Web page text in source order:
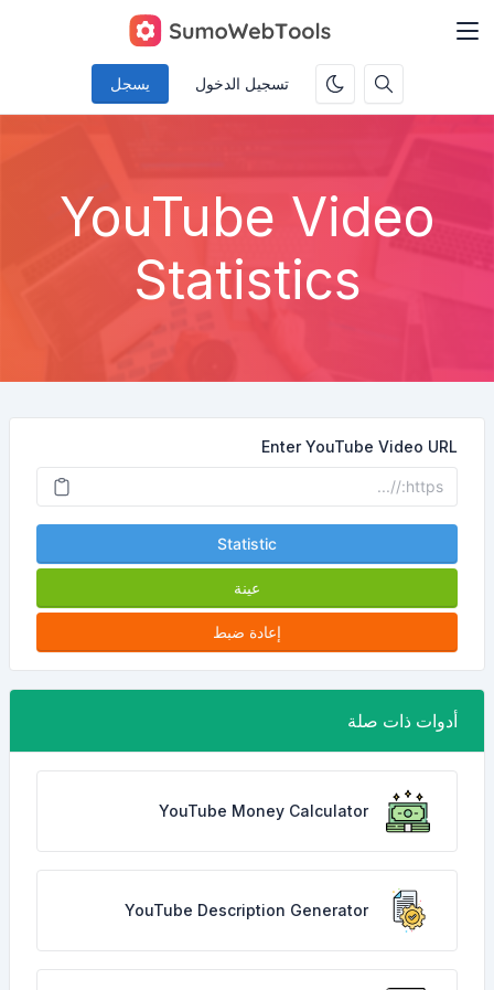
تسجيل الدخول يسجل
YouTube Video
Statistics
Enter YouTube Video URL
Statistic
عينة
إعادة ضبط
أدوات ذات صلة
YouTube Money Calculator
YouTube Description Generator